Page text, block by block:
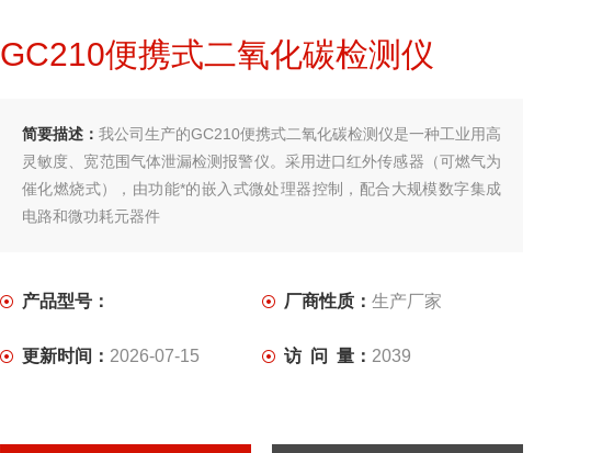
GC210便携式二氧化碳检测仪
简要描述： 我公司生产的GC210便携式二氧化碳检测仪是一种工业用高
灵敏度、宽范围气体泄漏检测报警仪。采用进口红外传感器（可燃气为
催化燃烧式），由功能*的嵌入式微处理器控制，配合大规模数字集成
电路和微功耗元器件
产品型号： 厂商性质： 生产厂家
更新时间： 2026-07-15 访 问 量： 2039